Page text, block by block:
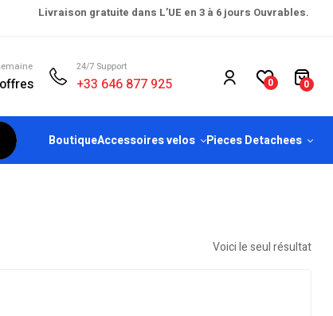
Livraison gratuite dans L’UE en 3 à 6 jours Ouvrables.
24/7 Support
+33 646 877 925 0 0
BoutiqueAccessoires velos Pieces Detachees
Voici le seul résultat